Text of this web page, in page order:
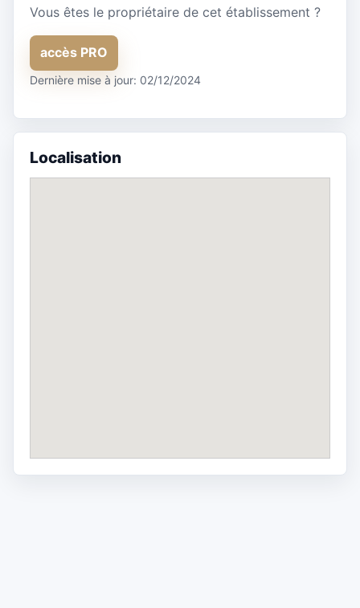
Vous êtes le propriétaire de cet établissement ?
accès PRO
Dernière mise à jour: 02/12/2024
Localisation